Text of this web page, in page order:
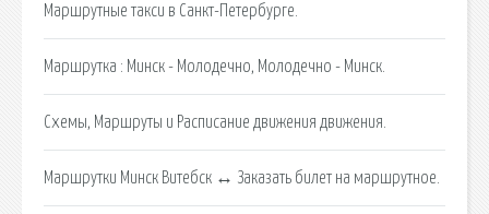
Маршрутные такси в Санкт-Петербурге.
Маршрутка : Минск - Молодечно, Молодечно - Минск.
Схемы, Маршруты и Расписание движения движения.
Маршрутки Минск Витебск ↔ Заказать билет на маршрутное.